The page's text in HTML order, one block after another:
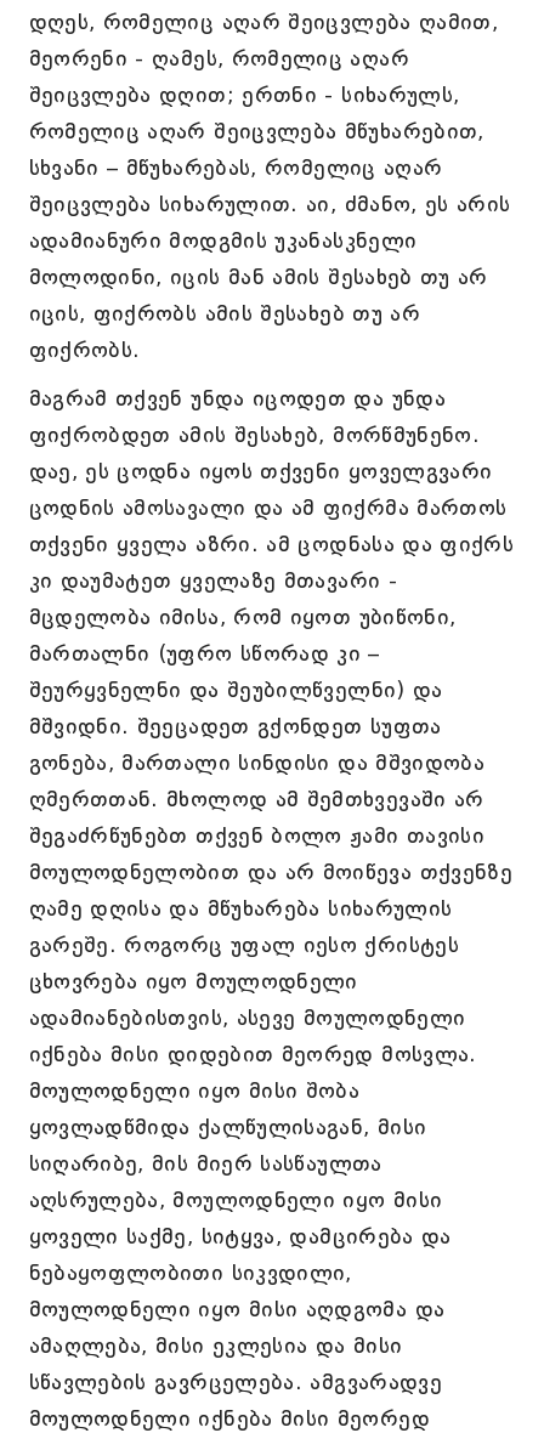
დღეს, რომელიც აღარ შეიცვლება ღამით,
მეორენი - ღამეს, რომელიც აღარ
შეიცვლება დღით; ერთნი - სიხარულს,
რომელიც აღარ შეიცვლება მწუხარებით,
სხვანი – მწუხარებას, რომელიც აღარ
შეიცვლება სიხარულით. აი, ძმანო, ეს არის
ადამიანური მოდგმის უკანასკნელი
მოლოდინი, იცის მან ამის შესახებ თუ არ
იცის, ფიქრობს ამის შესახებ თუ არ
ფიქრობს.
მაგრამ თქვენ უნდა იცოდეთ და უნდა
ფიქრობდეთ ამის შესახებ, მორწმუნენო.
დაე, ეს ცოდნა იყოს თქვენი ყოველგვარი
ცოდნის ამოსავალი და ამ ფიქრმა მართოს
თქვენი ყველა აზრი. ამ ცოდნასა და ფიქრს
კი დაუმატეთ ყველაზე მთავარი -
მცდელობა იმისა, რომ იყოთ უბიწონი,
მართალნი (უფრო სწორად კი –
შეურყვნელნი და შეუბილწველნი) და
მშვიდნი. შეეცადეთ გქონდეთ სუფთა
გონება, მართალი სინდისი და მშვიდობა
ღმერთთან. მხოლოდ ამ შემთხვევაში არ
შეგაძრწუნებთ თქვენ ბოლო ჟამი თავისი
მოულოდნელობით და არ მოიწევა თქვენზე
ღამე დღისა და მწუხარება სიხარულის
გარეშე. როგორც უფალ იესო ქრისტეს
ცხოვრება იყო მოულოდნელი
ადამიანებისთვის, ასევე მოულოდნელი
იქნება მისი დიდებით მეორედ მოსვლა.
მოულოდნელი იყო მისი შობა
ყოვლადწმიდა ქალწულისაგან, მისი
სიღარიბე, მის მიერ სასწაულთა
აღსრულება, მოულოდნელი იყო მისი
ყოველი საქმე, სიტყვა, დამცირება და
ნებაყოფლობითი სიკვდილი,
მოულოდნელი იყო მისი აღდგომა და
ამაღლება, მისი ეკლესია და მისი
სწავლების გავრცელება. ამგვარადვე
მოულოდნელი იქნება მისი მეორედ